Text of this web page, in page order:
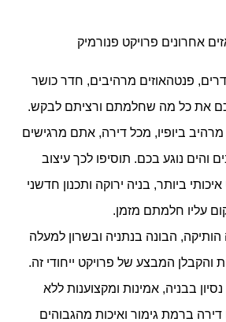
יוקרה בנות 5 חדרים, פנטהאוזים מרהיבים, חדר כושר
לכם את כל מה שחלמתם ורציתם לבקש.
מרהיב ביופיו, מכל דירה, אתם מרגישים
והים נוגע בכם. תוסיפו לכך עיצוב
ביותר, בניה ירוקה ותכנון חדשני
עליו חלמתם מזמן.
הבונה בנתניה ובשרון למעלה
והקבלן המבצע של פרויקט ייחודי זה.
בבניה, אמינות ומקצוענות ללא
ברמת גימור ואיכות מהגבוהים